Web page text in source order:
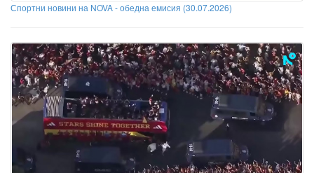
Спортни новини на NOVA - обедна емисия (30.07.2026)